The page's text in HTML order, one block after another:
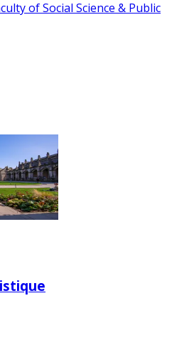
of Social Science & Public